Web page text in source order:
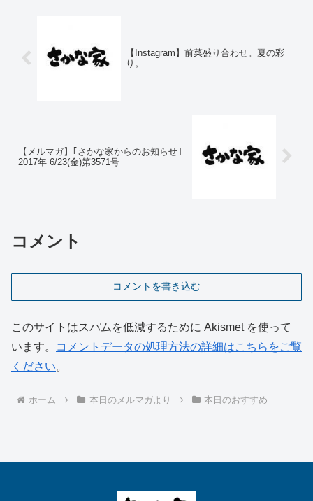
【Instagram】前菜盛り合わせ。夏の彩
り。
【メルマガ】｢さかな家からのお知らせ｣
2017年 6/23(金)第3571号
コメント
コメントを書き込む
このサイトはスパムを低減するために Akismet を使って
います。
コメントデータの処理方法の詳細はこちらをご覧
ください。
ホーム 本日のメルマガより 本日のおすすめ